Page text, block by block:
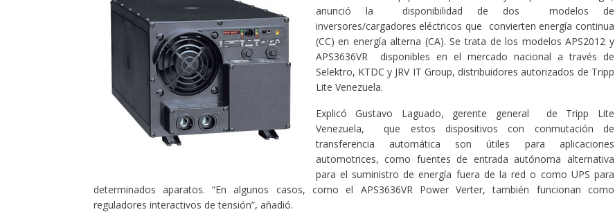
anunció la disponibilidad de dos modelos de
inversores/cargadores eléctricos que convierten energía continua
(CC) en energía alterna (CA). Se trata de los modelos APS2012 y
APS3636VR disponibles en el mercado nacional a través de
Selektro, KTDC y JRV IT Group, distribuidores autorizados de Tripp
Lite Venezuela.
Explicó Gustavo Laguado, gerente general de Tripp Lite
Venezuela, que estos dispositivos con conmutación de
transferencia automática son útiles para aplicaciones
automotrices, como fuentes de entrada autónoma alternativa
para el suministro de energía fuera de la red o como UPS para
determinados aparatos. “En algunos casos, como el APS3636VR Power Verter, también funcionan como
reguladores interactivos de tensión”, añadió.